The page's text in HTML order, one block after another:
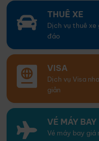
THUÊ XE
Dịch vụ thuê
đáo
VISA
Dịch vụ Visa
giản
VÉ MÁY BAY
Vé máy bay giá